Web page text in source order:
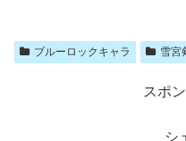
ブルーロックキャラ 雪宮
スポ
シ